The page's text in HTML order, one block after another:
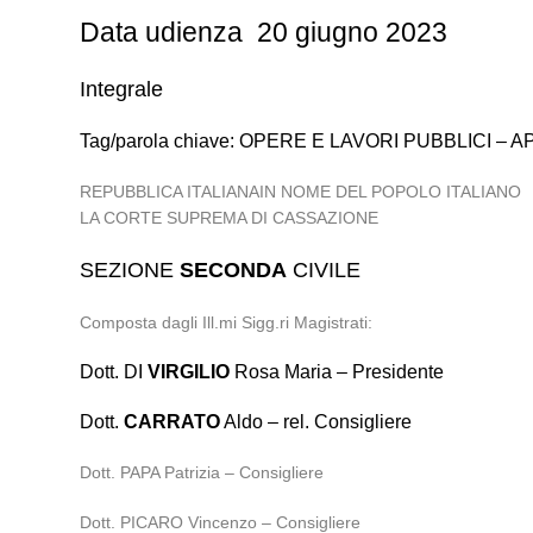
Data udienza 20 giugno 2023
Integrale
Tag/parola chiave: OPERE E LAVORI PUBBLICI –
REPUBBLICA ITALIANAIN NOME DEL POPOLO ITALIANO
LA CORTE SUPREMA DI CASSAZIONE
SEZIONESECONDA CIVILE
Composta dagli Ill.mi Sigg.ri Magistrati:
Dott. DIVIRGILIO Rosa Maria – Presidente
Dott.CARRATOAldo – rel. Consigliere
Dott. PAPA Patrizia – Consigliere
Dott. PICARO Vincenzo – Consigliere